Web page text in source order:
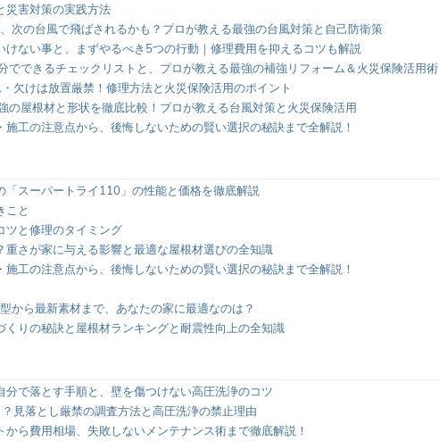
災害対策の実践方法
次の台風で飛ばされるかも？プロが教える最強の台風対策と自己防衛策
けない事と、まずやるべき5つの行動｜修理費用を抑えるコツも解説
でできるチェックリストと、プロが教える最強の補強リフォーム＆火災保険活用術
欠けは放置厳禁！修理方法と火災保険活用のポイント
の屋根材と形状を徹底比較！プロが教える台風対策と火災保険活用
施工の注意点から、後悔しないための賢い選択の秘訣まで全解説！
「スーパートライ110」の性能と価格を徹底解説
こと
ツと修理のタイミング
重さが家に与える影響と最適な屋根材選びの全知識
施工の注意点から、後悔しないための賢い選択の秘訣まで全解説！
から最新素材まで、あなたの家に最適なのは？
くりの秘訣と屋根材ランキングと耐震性向上の全知識
で落とす手順と、壁を傷つけない高圧洗浄のコツ
見落とし厳禁の調査方法と高圧洗浄の禁止理由
ら費用相場、失敗しないメンテナンス術まで徹底解説！